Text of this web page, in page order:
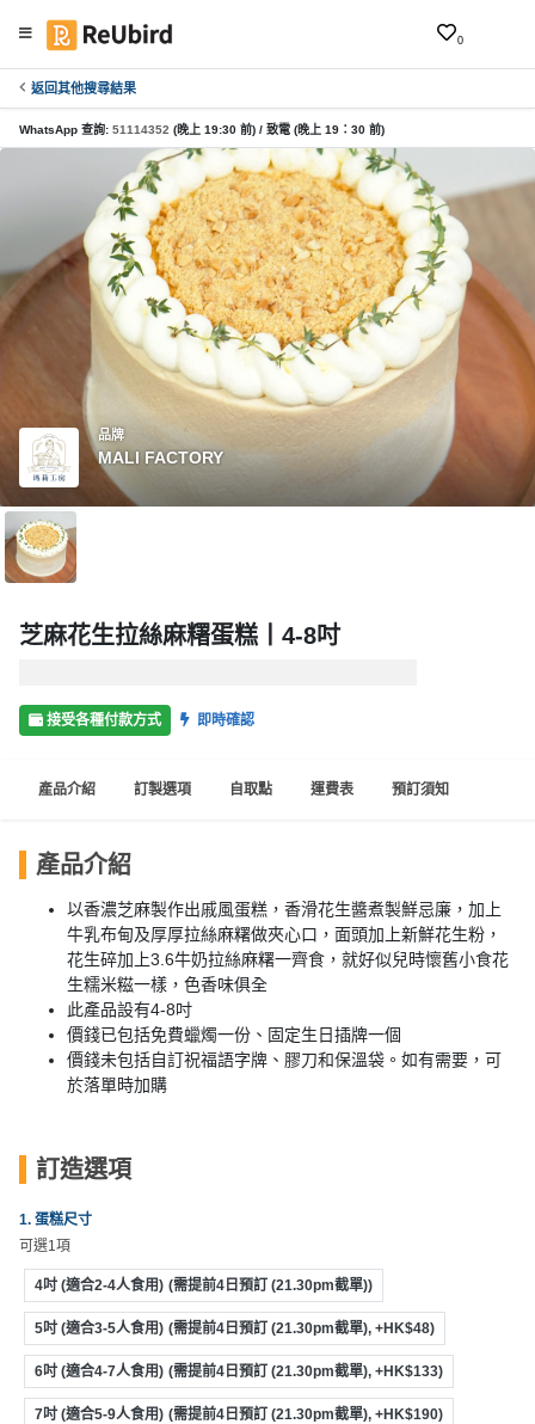
0
返回其他搜尋結果
WhatsApp 查詢: 51114352 (晚上 19:30 前) / 致電 (晚上 19：30 前)
繁
中
EN
註
服
務
及
產
品
分
Room
會
食
特
花
藝
禮
品
訂
製
禮
物
場
動
類
搞
Party
會
日
拍
拖
企
業/
公
司
活
活
動
活
會
員
需
知
社
交
軟
件
夾
時
間
聯
品牌
MALI FACTORY
芝麻花生拉絲麻糬蛋糕丨4-8吋
接受各種付款方式 即時確認
產品介紹 訂製選項 自取點 運費表 預訂須知
產品介紹
以香濃芝麻製作出戚風蛋糕，香滑花生醬煮製鮮忌廉，加上
牛乳布甸及厚厚拉絲麻糬做夾心口，面頭加上新鮮花生粉，
花生碎加上3.6牛奶拉絲麻糬一齊食，就好似兒時懷舊小食花
生糯米糍一樣，色香味俱全
此產品設有4-8吋
價錢已包括免費蠟燭一份、固定生日插牌一個
價錢未包括自訂祝福語字牌、膠刀和保溫袋。如有需要，可
於落單時加購
訂造選項
1. 蛋糕尺寸
可選1項
4吋 (適合2-4人食用) (需提前4日預訂 (21.30pm截單))
5吋 (適合3-5人食用) (需提前4日預訂 (21.30pm截單), +HK$48)
6吋 (適合4-7人食用) (需提前4日預訂 (21.30pm截單), +HK$133)
7吋 (適合5-9人食用) (需提前4日預訂 (21.30pm截單), +HK$190)